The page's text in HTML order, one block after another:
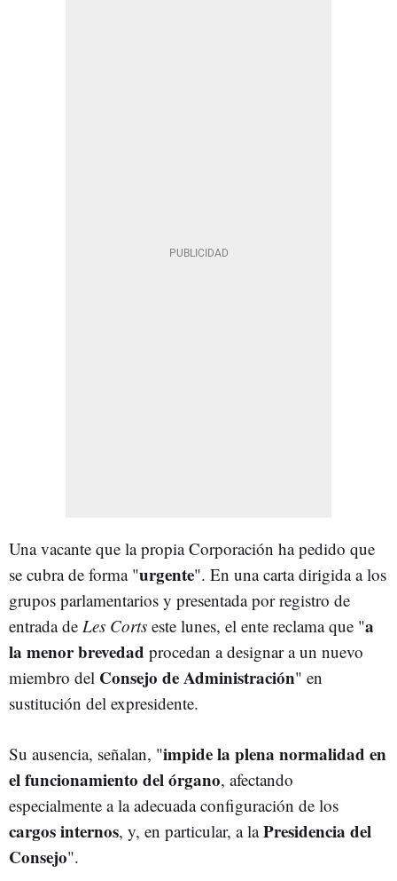
Una vacante que la propia Corporación ha pedido que
se cubra de forma "urgente". En una carta dirigida a los
grupos parlamentarios y presentada por registro de
entrada de Les Corts este lunes, el ente reclama que "a
la menor brevedad procedan a designar a un nuevo
miembro del Consejo de Administración" en
sustitución del expresidente.
Su ausencia, señalan, "impide la plena normalidad en
el funcionamiento del órgano, afectando
especialmente a la adecuada configuración de los
cargos internos, y, en particular, a laPresidencia del
Consejo".